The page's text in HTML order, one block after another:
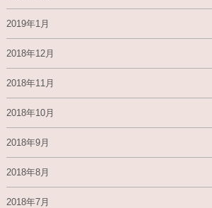
2019年1月
2018年12月
2018年11月
2018年10月
2018年9月
2018年8月
2018年7月